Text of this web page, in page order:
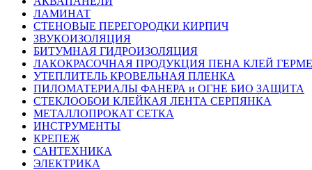
ЛАМИНАТ
СТЕНОВЫЕ ПЕРЕГОРОДКИ КИРПИЧ
ЗВУКОИЗОЛЯЦИЯ
БИТУМНАЯ ГИДРОИЗОЛЯЦИЯ
ЛАКОКРАСОЧНАЯ ПРОДУКЦИЯ ПЕНА КЛЕЙ
УТЕПЛИТЕЛЬ КРОВЕЛЬНАЯ ПЛЕНКА
ПИЛОМАТЕРИАЛЫ ФАНЕРА и ОГНЕ БИО ЗАЩИТА
СТЕКЛООБОИ КЛЕЙКАЯ ЛЕНТА СЕРПЯНКА
МЕТАЛЛОПРОКАТ СЕТКА
ИНСТРУМЕНТЫ
КРЕПЕЖ
САНТЕХНИКА
ЭЛЕКТРИКА